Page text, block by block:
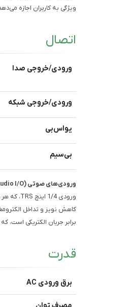
ویژگی به کاربران اجازه
اتصال
ورودی/خروجی صدا
ورودی/خروجی شبکه
یو‌اس‌بی
بی‌سیم
ورودی‌های صوتی (Audio I/O)
برابر جریان الکتریکی است،
قدرت
برق ورودی AC